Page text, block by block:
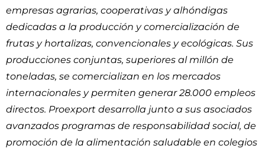
empresas agrarias, cooperativas y alhóndigas
dedicadas a la producción y comercialización de
frutas y hortalizas, convencionales y ecológicas. Sus
producciones conjuntas, superiores al millón de
toneladas, se comercializan en los mercados
internacionales y permiten generar 28.000 empleos
directos. Proexport desarrolla junto a sus asociados
avanzados programas de responsabilidad social, de
promoción de la alimentación saludable en colegios